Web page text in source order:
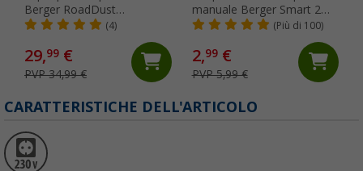
Berger RoadDust
ricaricabile con USB 200 ml
(4)
29,99 €
PVP 34,99 €
manuale Berger Smart 2
pezzi
(Più di 100)
2,99€
PVP 5,99 €
CARATTERISTICHE DELL'ARTICOLO